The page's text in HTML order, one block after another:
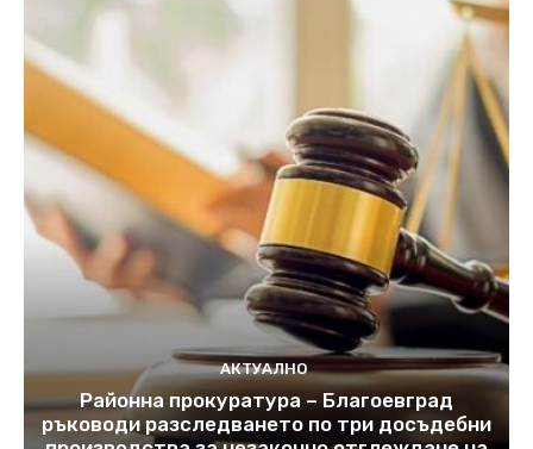
АКТУАЛНО
Районна прокуратура – Благоевград
ръководи разследването по три досъдебни